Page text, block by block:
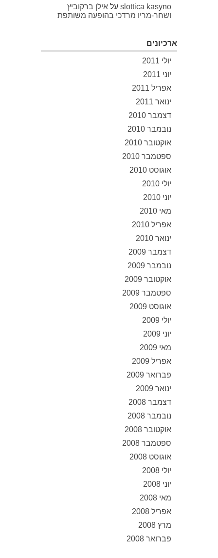
slottica kasyno על אילן ברקוביץ
ושחר-מריו מרדכי בהופעה משותפת
ארכיונים
יולי 2011
יוני 2011
אפריל 2011
ינואר 2011
דצמבר 2010
נובמבר 2010
אוקטובר 2010
ספטמבר 2010
אוגוסט 2010
יולי 2010
יוני 2010
מאי 2010
אפריל 2010
ינואר 2010
דצמבר 2009
נובמבר 2009
אוקטובר 2009
ספטמבר 2009
אוגוסט 2009
יולי 2009
יוני 2009
מאי 2009
אפריל 2009
פברואר 2009
ינואר 2009
דצמבר 2008
נובמבר 2008
אוקטובר 2008
ספטמבר 2008
אוגוסט 2008
יולי 2008
יוני 2008
מאי 2008
אפריל 2008
מרץ 2008
פברואר 2008